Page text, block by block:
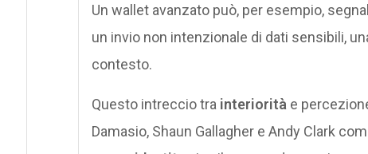
Un wallet avanzato può, per esempio,
un invio non intenzionale di dati sensibili,
contesto.
Questo intreccio tra interiorità e
Damasio, Shaun Gallagher e Andy Clark